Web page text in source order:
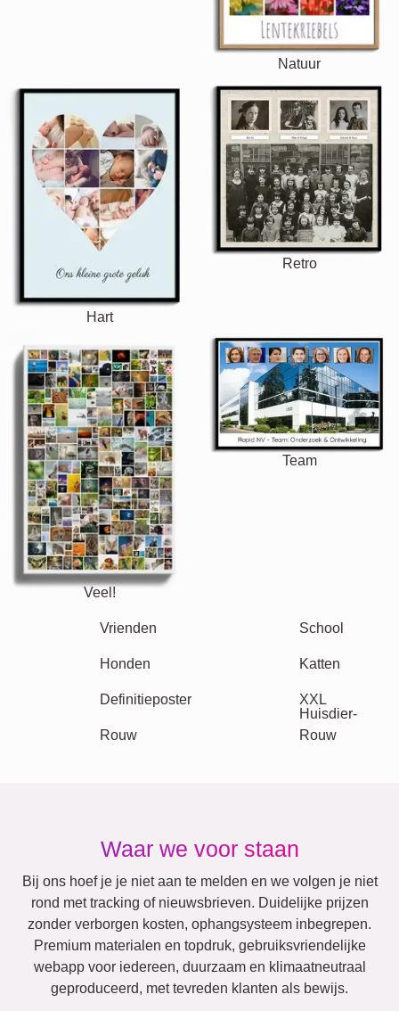
Natuur
Hart
Retro
Veel!
Team
Katten